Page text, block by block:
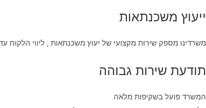
ייעוץ משכנתאות
משרדינו מספק שירות מקצועי של יעוץ משכנתאות , ליווי הלקוח
תודעת שירות גבוהה
המשרד פועל בשקיפות מלאה